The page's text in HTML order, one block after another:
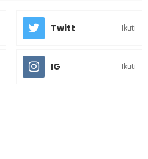
Twitt Ikuti
IG Ikuti